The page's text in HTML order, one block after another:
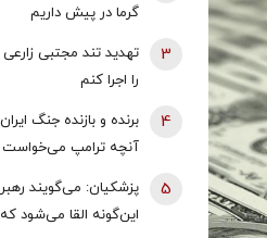
گرما در پیش داریم
تهدید تند مجتبی
را اجرا کنم
3
برنده و بازنده جنگ
آنچه ترامپ می‌خواست
4
پزشکیان: می‌گویند
این‌گونه القا می‌شود
5